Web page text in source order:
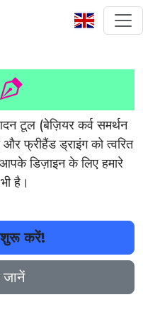
टूल (बेज़ियर कर्व समर्थन
फ्रीहैंड ड्राइंग को त्वरित
डिज़ाइन के लिए हमारे
है।
शुरू करें!